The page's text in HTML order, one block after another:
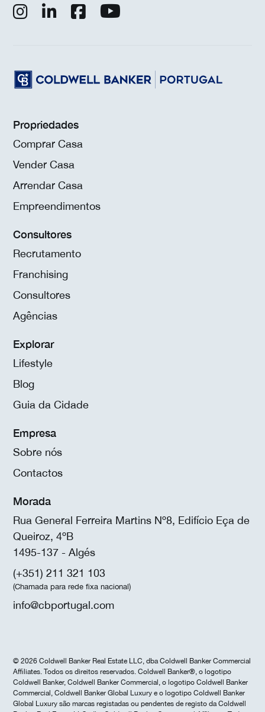
Propriedades
Comprar Casa
Vender Casa
Arrendar Casa
Empreendimentos
Consultores
Recrutamento
Franchising
Consultores
Agências
Explorar
Lifestyle
Blog
Guia da Cidade
Empresa
Sobre nós
Contactos
Morada
Rua General Ferreira Martins Nº8, Edifício Eça de
Queiroz, 4ºB
1495-137 - Algés
(+351) 211 321 103
(Chamada para rede fixa nacional)
info@cbportugal.com
© 2026 Coldwell Banker Real Estate LLC, dba Coldwell Banker Commercial
Affiliates. Todos os direitos reservados. Coldwell Banker®, o logotipo
Coldwell Banker, Coldwell Banker Commercial, o logotipo Coldwell Banker
Commercial, Coldwell Banker Global Luxury e o logotipo Coldwell Banker
Global Luxury são marcas registadas ou pendentes de registo da Coldwell